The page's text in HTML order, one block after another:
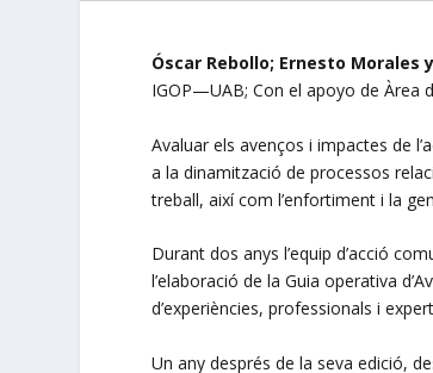
Óscar Rebollo; Ernesto Morales
IGOP—UAB; Con el apoyo de Àrea
Avaluar els avenços i impactes de
a la dinamització de processos
treball, així com l’enfortiment i la
Durant dos anys l’equip d’acció
l’elaboració de la Guia operativa
d’experiències, professionals i
Un any després de la seva edició,